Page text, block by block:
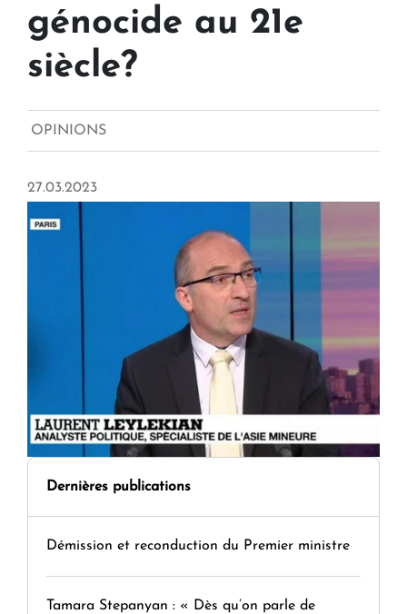
génocide au 21e
siècle?
OPINIONS
27.03.2023
Dernières publications
Démission et reconduction du Premier ministre
Tamara Stepanyan : « Dès qu’on parle de